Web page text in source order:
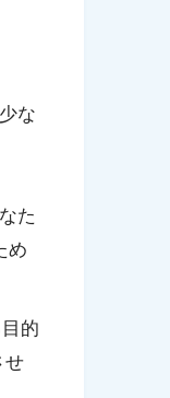
な
た
め
的
せ